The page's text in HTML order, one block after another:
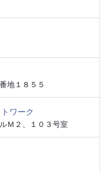
地１８５５
ワーク
Ｍ２、１０３号室